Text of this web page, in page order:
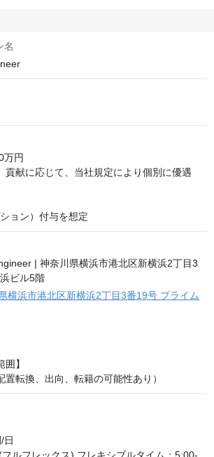
名
万円
貢献に応じて、当社規定により個別に優遇
ョン）付与を想定
横浜市港北区新横浜2丁目3番19号 プライム
】
転換、出向、転籍の可能性あり）
日